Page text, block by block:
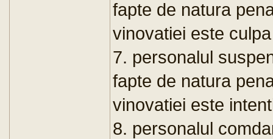
fapte de natura
vinovatiei este
7. personalul
fapte de natura
vinovatiei este
8. personalul